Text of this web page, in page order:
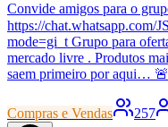
Convide amigos para o
https://
mode=gi_t Grupo para
mercado livre . Produtos
saem primeiro por aqui…
Compras e Vendas 257